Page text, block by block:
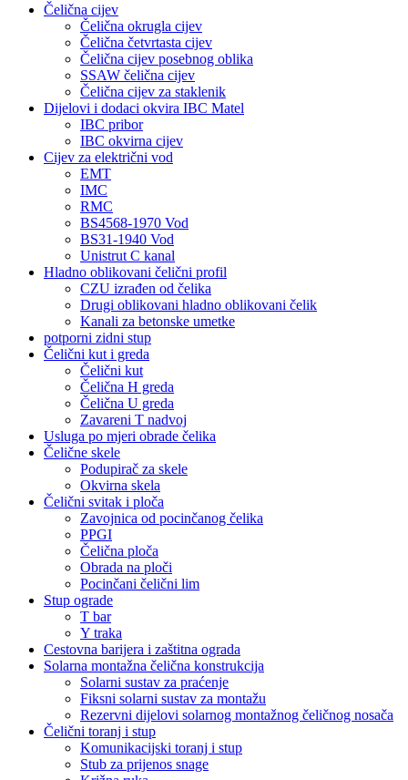
Čelična cijev
Čelična okrugla cijev
Čelična četvrtasta cijev
Čelična cijev posebnog oblika
SSAW čelična cijev
Čelična cijev za staklenik
Dijelovi i dodaci okvira IBC Matel
IBC pribor
IBC okvirna cijev
Cijev za električni vod
EMT
IMC
RMC
BS4568-1970 Vod
BS31-1940 Vod
Unistrut C kanal
Hladno oblikovani čelični profil
CZU izrađen od čelika
Drugi oblikovani hladno oblikovani čelik
Kanali za betonske umetke
potporni zidni stup
Čelični kut i greda
Čelični kut
Čelična H greda
Čelična U greda
Zavareni T nadvoj
Usluga po mjeri obrade čelika
Čelične skele
Podupirač za skele
Okvirna skela
Čelični svitak i ploča
Zavojnica od pocinčanog čelika
PPGI
Čelična ploča
Obrada na ploči
Pocinčani čelični lim
Stup ograde
T bar
Y traka
Cestovna barijera i zaštitna ograda
Solarna montažna čelična konstrukcija
Solarni sustav za praćenje
Fiksni solarni sustav za montažu
Rezervni dijelovi solarnog montažnog čeličnog nosača
Čelični toranj i stup
Komunikacijski toranj i stup
Stub za prijenos snage